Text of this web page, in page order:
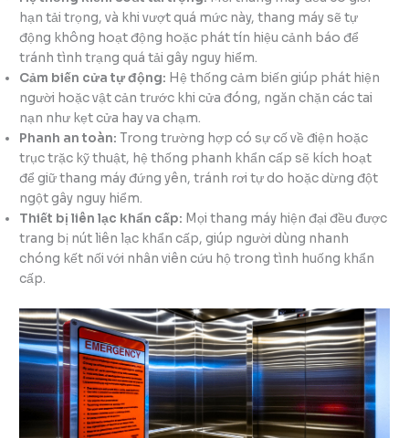
hạn tải trọng, và khi vượt quá mức này, thang máy sẽ tự
động không hoạt động hoặc phát tín hiệu cảnh báo để
tránh tình trạng quá tải gây nguy hiểm.
Cảm biến cửa tự động: Hệ thống cảm biến giúp phát hiện
người hoặc vật cản trước khi cửa đóng, ngăn chặn các tai
nạn như kẹt cửa hay va chạm.
Phanh an toàn: Trong trường hợp có sự cố về điện hoặc
trục trặc kỹ thuật, hệ thống phanh khẩn cấp sẽ kích hoạt
để giữ thang máy đứng yên, tránh rơi tự do hoặc dừng đột
ngột gây nguy hiểm.
Thiết bị liên lạc khẩn cấp: Mọi thang máy hiện đại đều được
trang bị nút liên lạc khẩn cấp, giúp người dùng nhanh
chóng kết nối với nhân viên cứu hộ trong tình huống khẩn
cấp.